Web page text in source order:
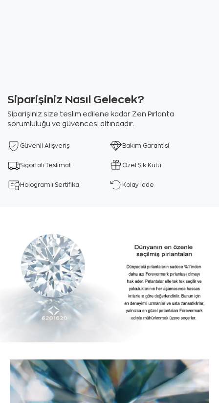
Siparişiniz Nasıl Gelecek?
Siparişiniz size teslim edilene kadar Zen Pırlanta
sorumluluğu ve güvencesi altındadır.
Güvenli Alışveriş Bakım Garantisi
Sigortalı Teslimat Özel Şık Kutu
Hologramlı Sertifika Kolay İade